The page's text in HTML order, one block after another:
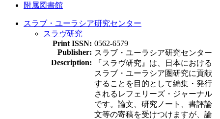
附属図書館
スラブ・ユーラシア研究センター
スラヴ研究
Print ISSN: 0562-6579
Publisher: スラブ・ユーラシア研究センター
Description:
『スラヴ研究』は、日本における
スラブ・ユーラシア圏研究に貢献
することを目的として編集・発行
されるレフェリーズ・ジャーナル
です。論文、研究ノート、書評論
文等の寄稿を受けつけますが、論